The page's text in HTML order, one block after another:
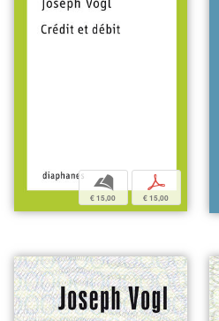
b
€ 15,00
p
€ 15,00